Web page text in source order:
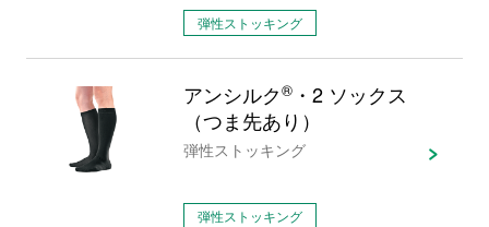
弾性ストッキング
アンシルク®・2 ソックス
（つま先あり）
弾性ストッキング
弾性ストッキング